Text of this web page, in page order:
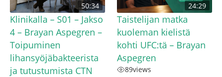
50:34
Klinikalla – S01 – Jakso
4 – Brayan Aspegren –
Toipuminen
lihansyöjäbakteerista
ja tutustumista CTN
24:29
Taistelijan matka
kuoleman kielistä
kohti UFC:tä – Brayan
Aspegren
89views